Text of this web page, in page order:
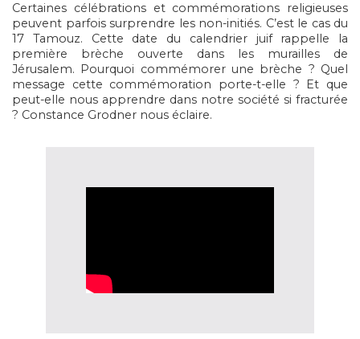
Certaines célébrations et commémorations religieuses
peuvent parfois surprendre les non-initiés. C’est le cas du
17 Tamouz. Cette date du calendrier juif rappelle la
première brèche ouverte dans les murailles de
Jérusalem. Pourquoi commémorer une brèche ? Quel
message cette commémoration porte-t-elle ? Et que
peut-elle nous apprendre dans notre société si fracturée
? Constance Grodner nous éclaire.